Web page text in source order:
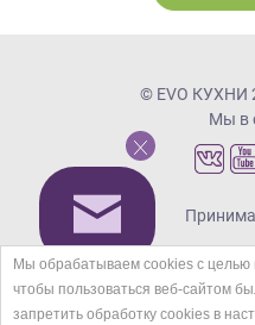
© EVO КУХНИ
Мы в
Кредиты
Мы обрабатываем cookies с целью
чтобы пользоваться веб-сайтом
запретить обработку сookies в